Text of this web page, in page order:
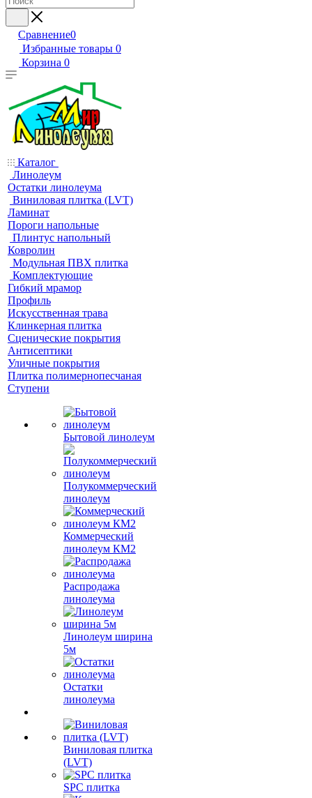
Сравнение0
Избранные товары 0
Корзина 0
Каталог
Линолеум
Остатки линолеума
Виниловая плитка (LVT)
Ламинат
Пороги напольные
Плинтус напольный
Ковролин
Модульная ПВХ плитка
Комплектующие
Гибкий мрамор
Профиль
Искусственная трава
Клинкерная плитка
Сценические покрытия
Антисептики
Уличные покрытия
Плитка полимернопесчаная
Ступени
Бытовой линолеум
Полукоммерческий
линолеум
Коммерческий
линолеум КМ2
Распродажа
линолеума
Линолеум ширина
5м
Остатки
линолеума
Виниловая плитка
(LVT)
SPC плитка